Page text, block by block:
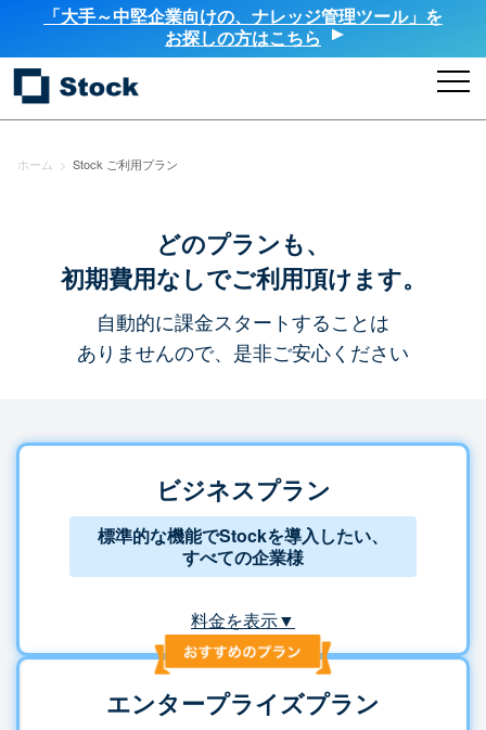
「大手～中堅企業向けの、ナレッジ管理ツール」を
お探しの方はこちら
ホーム > Stock ご利用プラン
どのプランも、
初期費用なしでご利用頂けます。
自動的に課金スタートすることは
ありませんので、是非ご安心ください
ビジネスプラン
標準的な機能でStockを導入したい、
すべての企業様
料金を表示▼
エンタープライズプラン